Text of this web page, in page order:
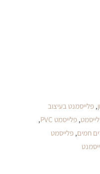
,פלייסמנט בעיצוב
,פלייסמט PVC
,
חמים,פלייסמט